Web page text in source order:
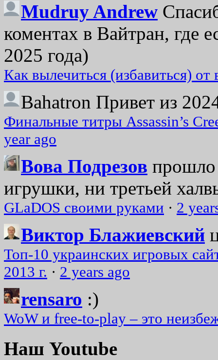
Mudruy Andrew
коментах в Вайтран, где
2025 года)
Как вылечиться (избавиться)
Bahatron Привет из
Финальные титры Assassin’s
year ago
Вова Подрезов прошло
игрушки, ни третьей
GLaDOS своими руками · 2
Виктор Блажиевский
Топ-10 украинских игровых
2013 г. · 2 years ago
rensaro :)
WoW и free-to-play – это
Наш Youtube